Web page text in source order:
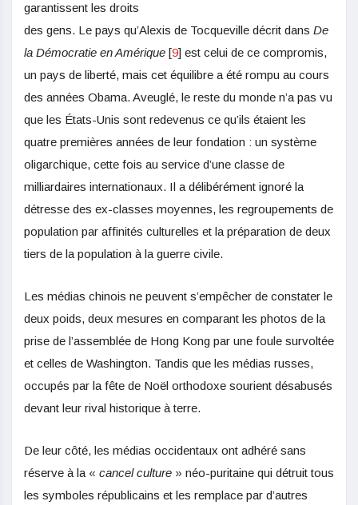
garantissent les droits
des gens. Le pays qu’Alexis de Tocqueville décrit dans De
la Démocratie en Amérique [9] est celui de ce compromis,
un pays de liberté, mais cet équilibre a été rompu au cours
des années Obama. Aveuglé, le reste du monde n’a pas vu
que les États-Unis sont redevenus ce qu’ils étaient les
quatre premières années de leur fondation : un système
oligarchique, cette fois au service d’une classe de
milliardaires internationaux. Il a délibérément ignoré la
détresse des ex-classes moyennes, les regroupements de
population par affinités culturelles et la préparation de deux
tiers de la population à la guerre civile.
Les médias chinois ne peuvent s’empêcher de constater le
deux poids, deux mesures en comparant les photos de la
prise de l’assemblée de Hong Kong par une foule survoltée
et celles de Washington. Tandis que les médias russes,
occupés par la fête de Noël orthodoxe sourient désabusés
devant leur rival historique à terre.
De leur côté, les médias occidentaux ont adhéré sans
réserve à la « cancel culture » néo-puritaine qui détruit tous
les symboles républicains et les remplace par d’autres